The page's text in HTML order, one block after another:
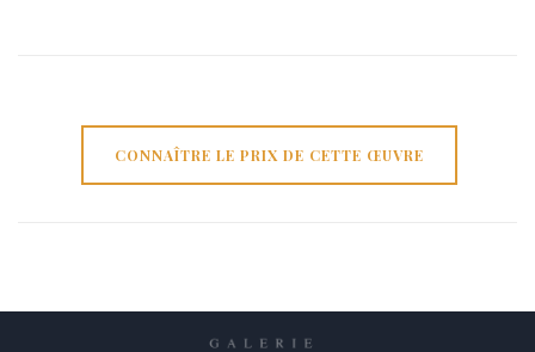
CONNAÎTRE LE PRIX DE CETTE ŒUVRE